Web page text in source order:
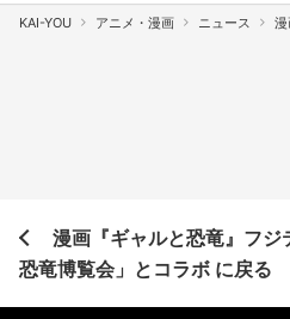
KAI-YOU アニメ・漫画 ニュース
漫画『ギャルと恐竜』フ
恐竜博覧会」とコラボ に戻る